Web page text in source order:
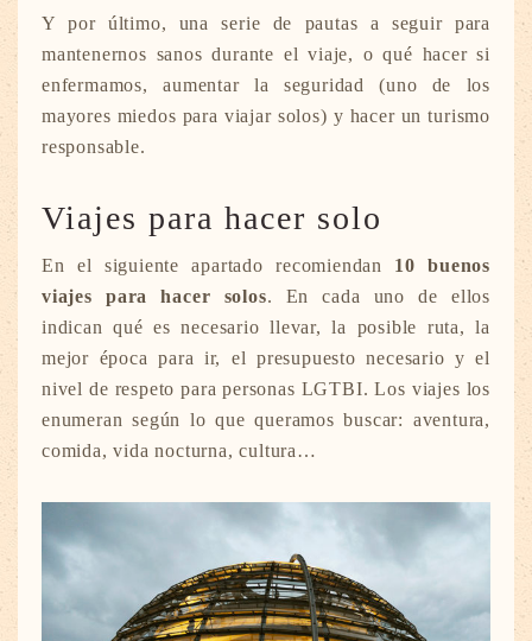
Y por último, una serie de pautas a seguir para
mantenernos sanos durante el viaje, o qué hacer si
enfermamos, aumentar la seguridad (uno de los
mayores miedos para viajar solos) y hacer un turismo
responsable.
Viajes para hacer solo
En el siguiente apartado recomiendan 10 buenos
viajes para hacer solos. En cada uno de ellos
indican qué es necesario llevar, la posible ruta, la
mejor época para ir, el presupuesto necesario y el
nivel de respeto para personas LGTBI. Los viajes los
enumeran según lo que queramos buscar: aventura,
comida, vida nocturna, cultura…